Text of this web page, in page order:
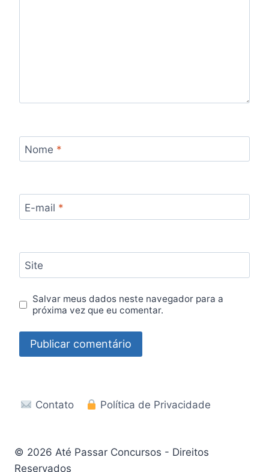
Nome *
E-mail *
Site
Salvar meus dados neste navegador para a
próxima vez que eu comentar.
Contato Política de Privacidade
© 2026 Até Passar Concursos - Direitos
Reservados